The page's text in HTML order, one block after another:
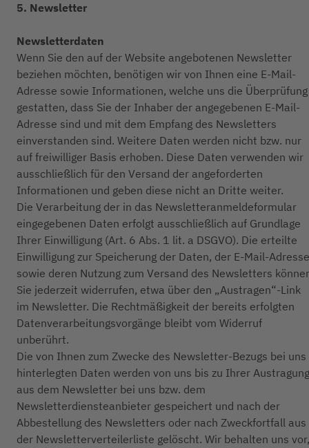
5. Newsletter
Newsletterdaten
Wenn Sie den auf der Website angebotenen Newsletter
beziehen möchten, benötigen wir von Ihnen eine E-Mail-
Adresse sowie Informationen, welche uns die Überprüfung
gestatten, dass Sie der Inhaber der angegebenen E-Mail-
Adresse sind und mit dem Empfang des Newsletters
einverstanden sind. Weitere Daten werden nicht bzw. nur
auf freiwilliger Basis erhoben. Diese Daten verwenden wir
ausschließlich für den Versand der angeforderten
Informationen und geben diese nicht an Dritte weiter.
Die Verarbeitung der in das Newsletteranmeldeformular
eingegebenen Daten erfolgt ausschließlich auf Grundlage
Ihrer Einwilligung (Art. 6 Abs. 1 lit. a DSGVO). Die erteilte
Einwilligung zur Speicherung der Daten, der E-Mail-Adresse
sowie deren Nutzung zum Versand des Newsletters
Sie jederzeit widerrufen, etwa über den „Austragen“-Link
im Newsletter. Die Rechtmäßigkeit der bereits erfolgten
Datenverarbeitungsvorgänge bleibt vom Widerruf
unberührt.
Die von Ihnen zum Zwecke des Newsletter-Bezugs bei uns
hinterlegten Daten werden von uns bis zu Ihrer Austragung
aus dem Newsletter bei uns bzw. dem
Newsletterdiensteanbieter gespeichert und nach der
Abbestellung des Newsletters oder nach Zweckfortfall aus
der Newsletterverteilerliste gelöscht. Wir behalten uns vor,